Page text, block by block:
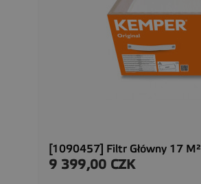
[1090457] Filtr Główny 17 M²
Cena
9 399,00 CZK